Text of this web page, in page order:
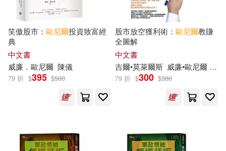
作者 (可複選)
吉爾•莫萊爾斯(1)
威廉•歐尼爾(1)
（英）威廉·莎士比亞(1)
笑傲股市： 歐尼爾投資致富經
典
中文書
威廉 ． 歐尼爾 陳儀
79 折 $395 $500
股市放空獲利術： 歐尼爾教賺
全圖解
中文書
吉爾•莫萊爾斯 威廉•歐尼爾 黃
79 折 $300 $380